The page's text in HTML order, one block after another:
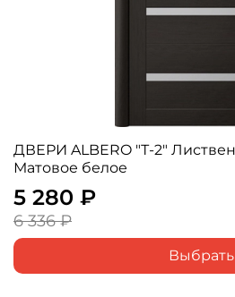
ДВЕРИ ALBERO "Т-2" Лиственница Темная (ДО)
Матовое белое
5 280 ₽
6 336 ₽
Выбрать